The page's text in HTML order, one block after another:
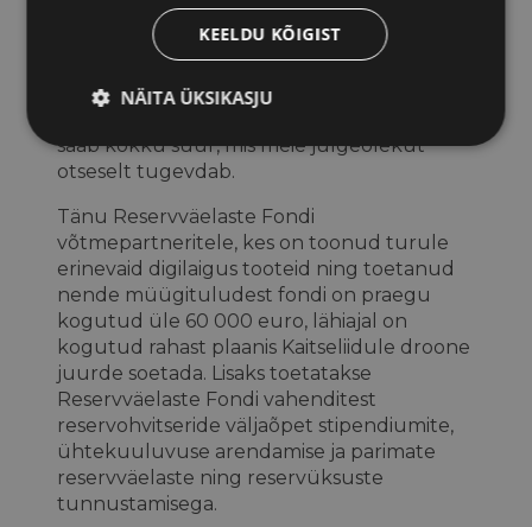
varustusse ning ka sidususe
suurendamisse,“ sõnas Riigikaitse
Edendamise sihtasutuse juhataja Mait Palts
ning lisas, et esimeste droonide üleandmine
saab kokku suur, mis meie julgeolekut
otseselt tugevdab.
Tänu Reservväelaste Fondi
võtmepartneritele, kes on toonud turule
erinevaid digilaigus tooteid ning toetanud
nende müügituludest fondi on praegu
kogutud üle 60 000 euro, lähiajal on
kogutud rahast plaanis Kaitseliidule droone
juurde soetada. Lisaks toetatakse
Reservväelaste Fondi vahenditest
reservohvitseride väljaõpet stipendiumite,
ühtekuuluvuse arendamise ja parimate
reservväelaste ning reservüksuste
tunnustamisega.
KEELDU KÕIGIST
NÄITA ÜKSIKASJU